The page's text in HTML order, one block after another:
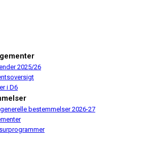
2025/26
i D6
bestemmelser 2026-27